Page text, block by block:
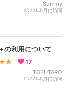
Summy
2022年5月に訪問
の利用について
17
TOFUTARO
2022年5月に訪問